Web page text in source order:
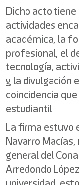
Dicho acto
actividades
académica, la
profesional, el
tecnología,
y la divulgación
coincidencia
estudiantil.
La firma estuvo
Navarro
general del
Arredondo